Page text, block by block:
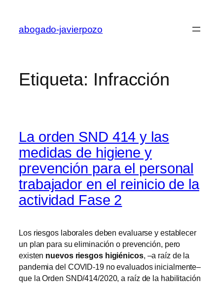
contenido
abogado-javierpozo
Etiqueta: Infracción
La orden SND 414 y las
medidas de higiene y
prevención para el personal
trabajador en el reinicio de la
actividad Fase 2
Los riesgos laborales deben evaluarse y establecer
un plan para su eliminación o prevención, pero
existen nuevos riesgos higiénicos, –a raíz de la
pandemia del COVID-19 no evaluados inicialmente–
que la Orden SND/414/2020, a raíz de la habilitación